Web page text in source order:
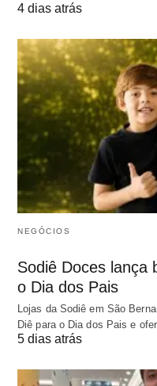
4 dias atrás
NEGÓCIOS
Sodiê Doces lança
o Dia dos Pais
Lojas da Sodiê em São
Diê para o Dia dos Pais e
5 dias atrás